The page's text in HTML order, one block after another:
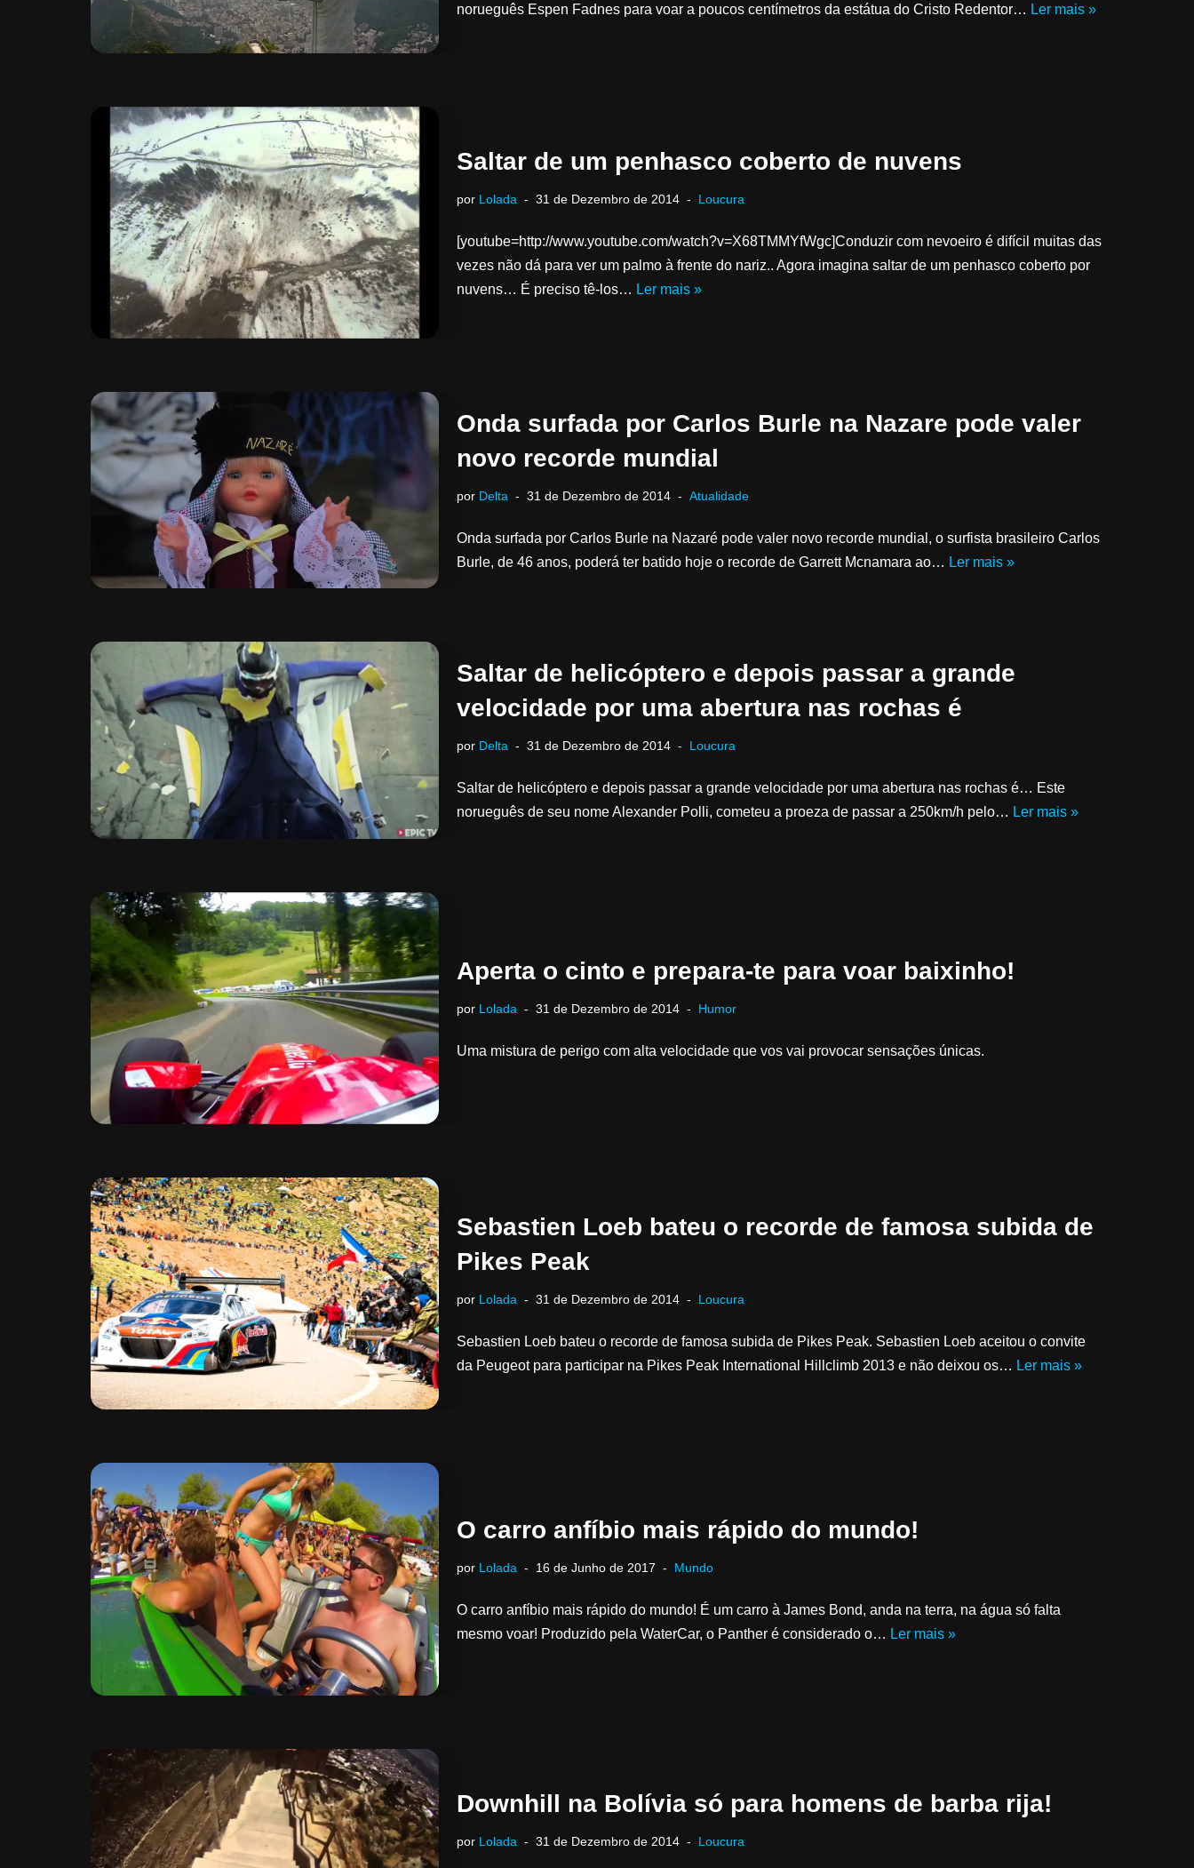
norueguês Espen Fadnes para voar a poucos centímetros da estátua do Cristo Redentor… Ler mais »
Saltar de um penhasco coberto de nuvens
por Lolada 31 de Dezembro de 2014 Loucura
[youtube=http://www.youtube.com/watch?v=X68TMMYfWgc]Conduzir com nevoeiro é difícil muitas das
vezes não dá para ver um palmo à frente do nariz.. Agora imagina saltar de um penhasco coberto por
nuvens… É preciso tê-los… Ler mais »
Onda surfada por Carlos Burle na Nazare pode valer
novo recorde mundial
por Delta 31 de Dezembro de 2014 Atualidade
Onda surfada por Carlos Burle na Nazaré pode valer novo recorde mundial, o surfista brasileiro Carlos
Burle, de 46 anos, poderá ter batido hoje o recorde de Garrett Mcnamara ao… Ler mais »
Saltar de helicóptero e depois passar a grande
velocidade por uma abertura nas rochas é
por Delta 31 de Dezembro de 2014 Loucura
Saltar de helicóptero e depois passar a grande velocidade por uma abertura nas rochas é… Este
norueguês de seu nome Alexander Polli, cometeu a proeza de passar a 250km/h pelo… Ler mais »
Aperta o cinto e prepara-te para voar baixinho!
por Lolada 31 de Dezembro de 2014 Humor
Uma mistura de perigo com alta velocidade que vos vai provocar sensações únicas.
Sebastien Loeb bateu o recorde de famosa subida de
Pikes Peak
por Lolada 31 de Dezembro de 2014 Loucura
Sebastien Loeb bateu o recorde de famosa subida de Pikes Peak. Sebastien Loeb aceitou o convite
da Peugeot para participar na Pikes Peak International Hillclimb 2013 e não deixou os… Ler mais »
O carro anfíbio mais rápido do mundo!
por Lolada 16 de Junho de 2017 Mundo
O carro anfíbio mais rápido do mundo! É um carro à James Bond, anda na terra, na água só falta
mesmo voar! Produzido pela WaterCar, o Panther é considerado o… Ler mais »
Downhill na Bolívia só para homens de barba rija!
por Lolada 31 de Dezembro de 2014 Loucura